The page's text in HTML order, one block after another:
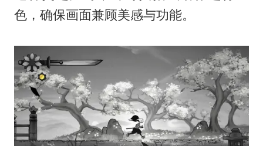
色，确保画面兼顾美感与功能。